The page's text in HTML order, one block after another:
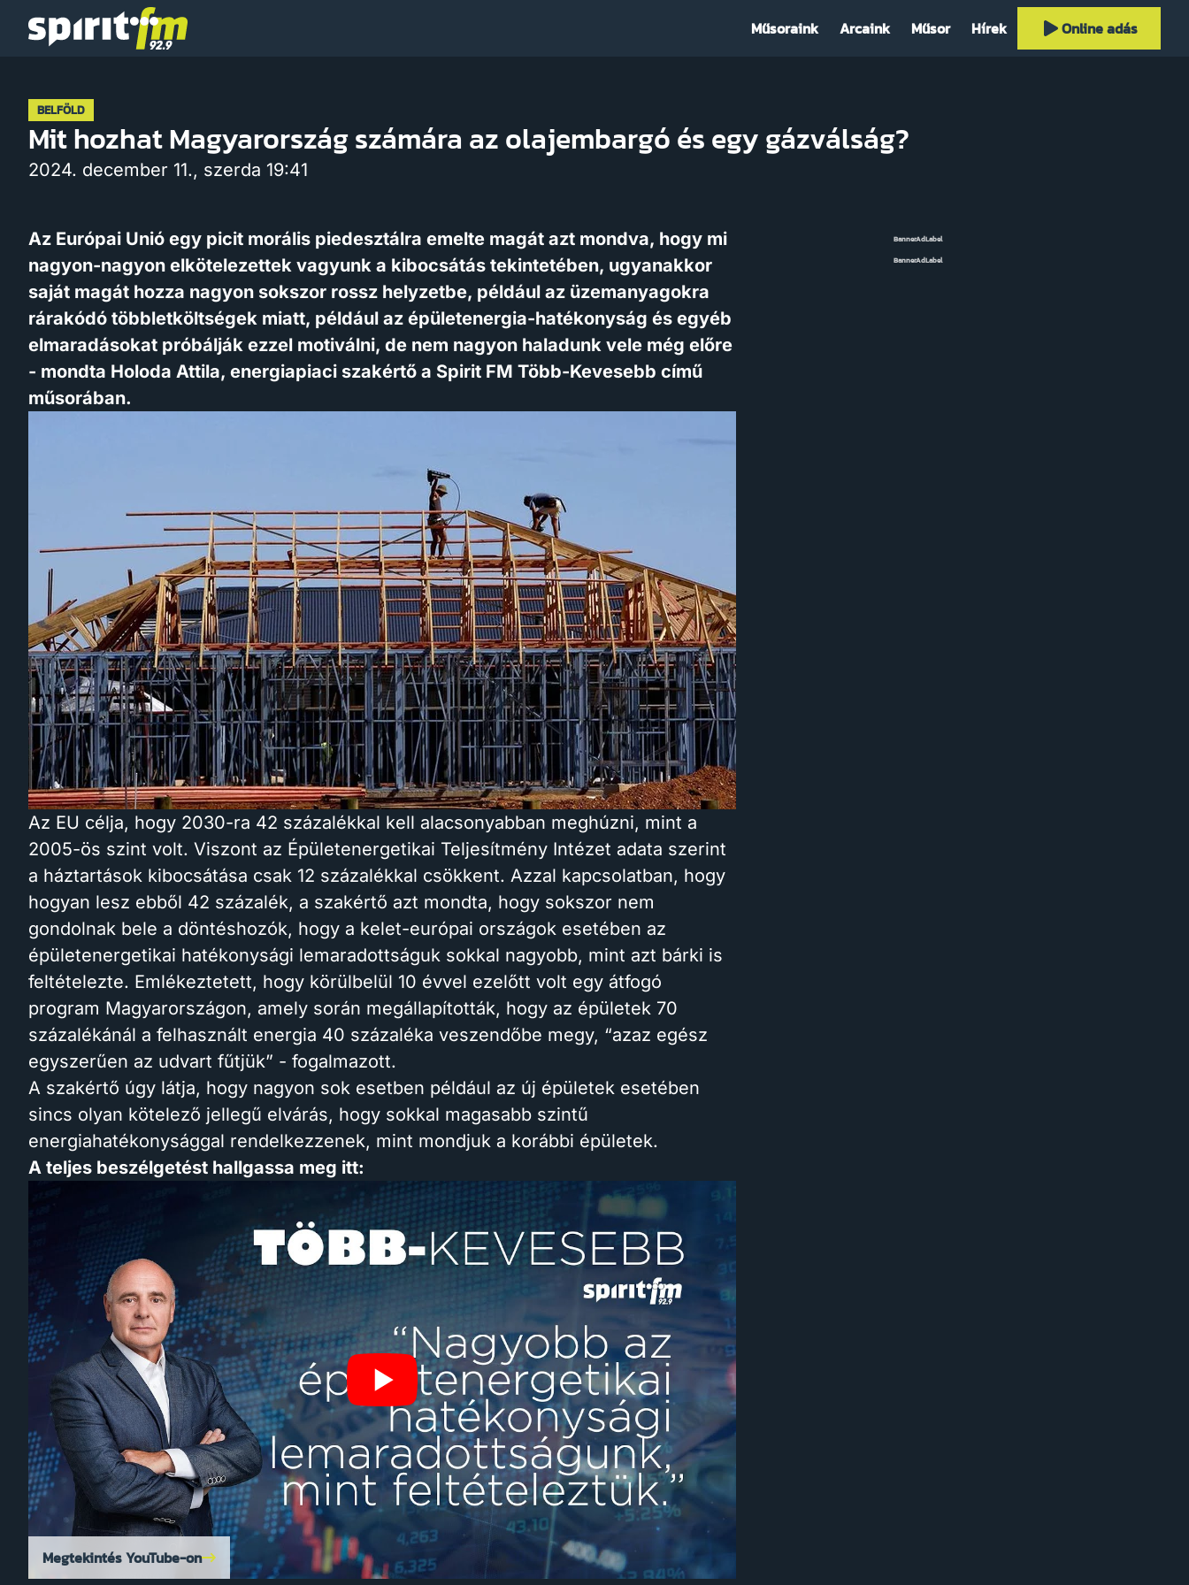
Műsoraink Arcaink Műsor Hírek Online adás
BELFÖLD
Mit hozhat Magyarország számára az olajembargó és egy gázválság?
2024. december 11., szerda 19:41
BannerAdLabel
BannerAdLabel
Az Európai Unió egy picit morális piedesztálra emelte magát azt mondva, hogy mi
nagyon-nagyon elkötelezettek vagyunk a kibocsátás tekintetében, ugyanakkor
saját magát hozza nagyon sokszor rossz helyzetbe, például az üzemanyagokra
rárakódó többletköltségek miatt, például az épületenergia-hatékonyság és egyéb
elmaradásokat próbálják ezzel motiválni, de nem nagyon haladunk vele még előre
- mondta Holoda Attila, energiapiaci szakértő a Spirit FM Több-Kevesebb című
műsorában.
Az EU célja, hogy 2030-ra 42 százalékkal kell alacsonyabban meghúzni, mint a
2005-ös szint volt. Viszont az Épületenergetikai Teljesítmény Intézet adata szerint
a háztartások kibocsátása csak 12 százalékkal csökkent. Azzal kapcsolatban, hogy
hogyan lesz ebből 42 százalék, a szakértő azt mondta, hogy sokszor nem
gondolnak bele a döntéshozók, hogy a kelet-európai országok esetében az
épületenergetikai hatékonysági lemaradottságuk sokkal nagyobb, mint azt bárki is
feltételezte. Emlékeztetett, hogy körülbelül 10 évvel ezelőtt volt egy átfogó
program Magyarországon, amely során megállapították, hogy az épületek 70
százalékánál a felhasznált energia 40 százaléka veszendőbe megy, “azaz egész
egyszerűen az udvart fűtjük” - fogalmazott.
A szakértő úgy látja, hogy nagyon sok esetben például az új épületek esetében
sincs olyan kötelező jellegű elvárás, hogy sokkal magasabb szintű
energiahatékonysággal rendelkezzenek, mint mondjuk a korábbi épületek.
A teljes beszélgetést hallgassa meg itt:
Megtekintés YouTube-on